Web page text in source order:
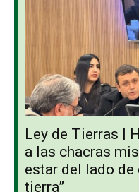
Ley de Tierras |
a las chacras
estar del lado de
tierra”